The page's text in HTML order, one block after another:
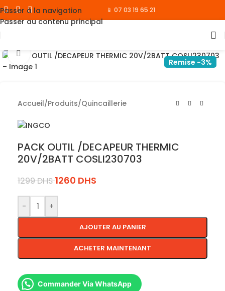
Passer à la navigation
Passer au contenu principal
📱 07 03 19 65 21
Remise -3%
Cliquez pour agrandir
Accueil/Produits/Quincaillerie
PACK OUTIL /DECAPEUR THERMIC
20V/2BATT COSLI230703
1299DHS 1260 DHS
- +
AJOUTER AU PANIER
ACHETER MAINTENANT
Commander Via WhatsApp